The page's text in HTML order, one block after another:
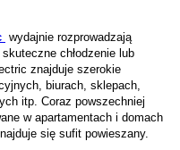
wydajnie rozprowadzają
chłodzenie lub
znajduje szerokie
biurach, sklepach,
itp. Coraz powszechniej
w apartamentach i domach
się sufit powieszany.